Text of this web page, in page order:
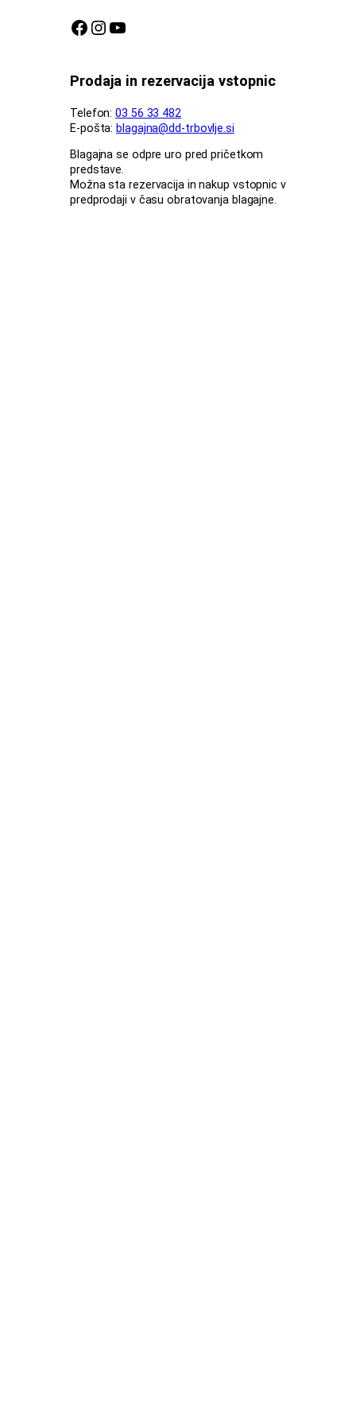
Facebook stran DDT Instagram profil DDT Youtube kanal DDT
Prodaja in rezervacija vstopnic
Telefon:03 56 33 482
E-pošta: blagajna@dd-trbovlje.si
Blagajna se odpre uro pred pričetkom
predstave.
Možna sta rezervacija in nakup vstopnic v
predprodaji v času obratovanja blagajne.